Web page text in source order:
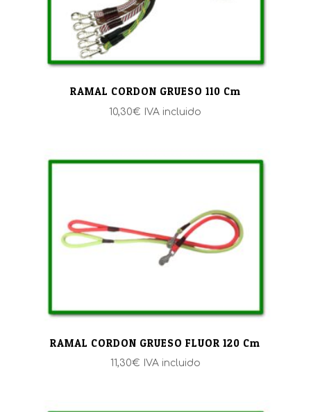
RAMAL CORDON GRUESO 110 Cm
10,30€ IVA incluido
RAMAL CORDON GRUESO FLUOR 120 Cm
11,30€ IVA incluido